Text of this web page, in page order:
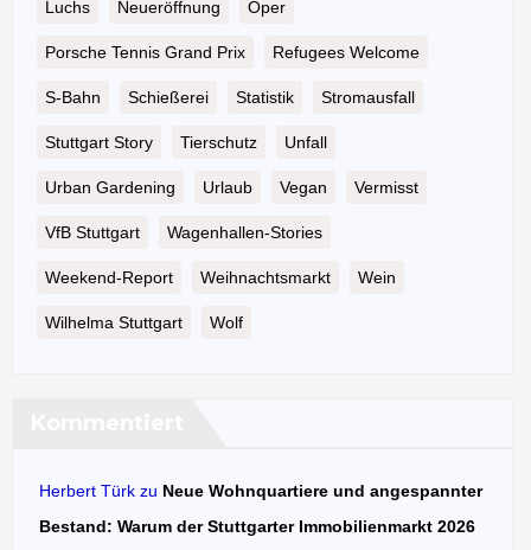
Luchs Neueröffnung Oper
Porsche Tennis Grand Prix Refugees Welcome
S-Bahn Schießerei Statistik Stromausfall
Stuttgart Story Tierschutz Unfall
Urban Gardening Urlaub Vegan Vermisst
VfB Stuttgart Wagenhallen-Stories
Weekend-Report Weihnachtsmarkt Wein
Wilhelma Stuttgart Wolf
Herbert Türk zu Neue Wohnquartiere und angespannter
Bestand: Warum der Stuttgarter Immobilienmarkt 2026